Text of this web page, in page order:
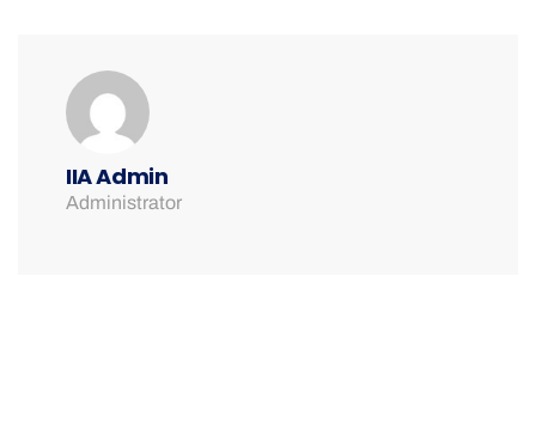
IIA Admin
Administrator